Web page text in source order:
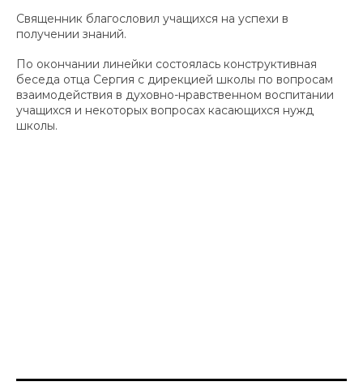
Священник благословил учащихся на успехи в
получении знаний.
По окончании линейки состоялась конструктивная
беседа отца Сергия с дирекцией школы по вопросам
взаимодействия в духовно-нравственном воспитании
учащихся и некоторых вопросах касающихся нужд
школы.